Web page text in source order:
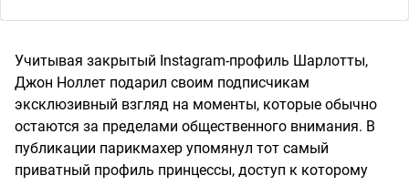
Учитывая закрытый Instagram-профиль Шарлотты,
Джон Ноллет подарил своим подписчикам
эксклюзивный взгляд на моменты, которые обычно
остаются за пределами общественного внимания. В
публикации парикмахер упомянул тот самый
приватный профиль принцессы, доступ к которому